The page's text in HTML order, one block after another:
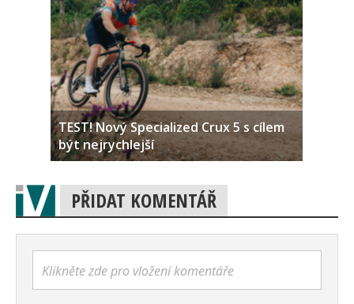
TEST! Nový Specialized Crux 5 s cílem
být nejrychlejší
PŘIDAT KOMENTÁŘ
Klikněte zde pro vložení komentáře